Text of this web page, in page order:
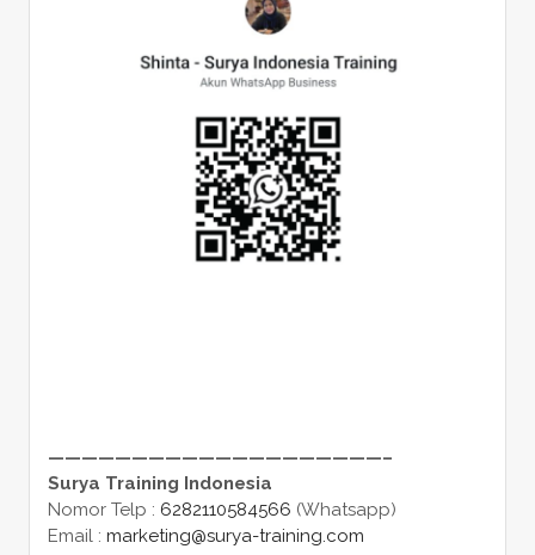
————————————————————–
Surya Training Indonesia
Nomor Telp : 6282110584566 (Whatsapp)
Email : marketing@surya-training.com